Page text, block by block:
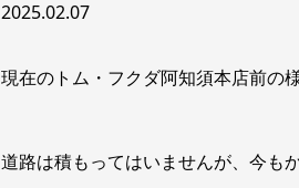
2025.02.07
現在のトム・フクダ阿知須本店前の様
道路は積もってはいませんが、今も